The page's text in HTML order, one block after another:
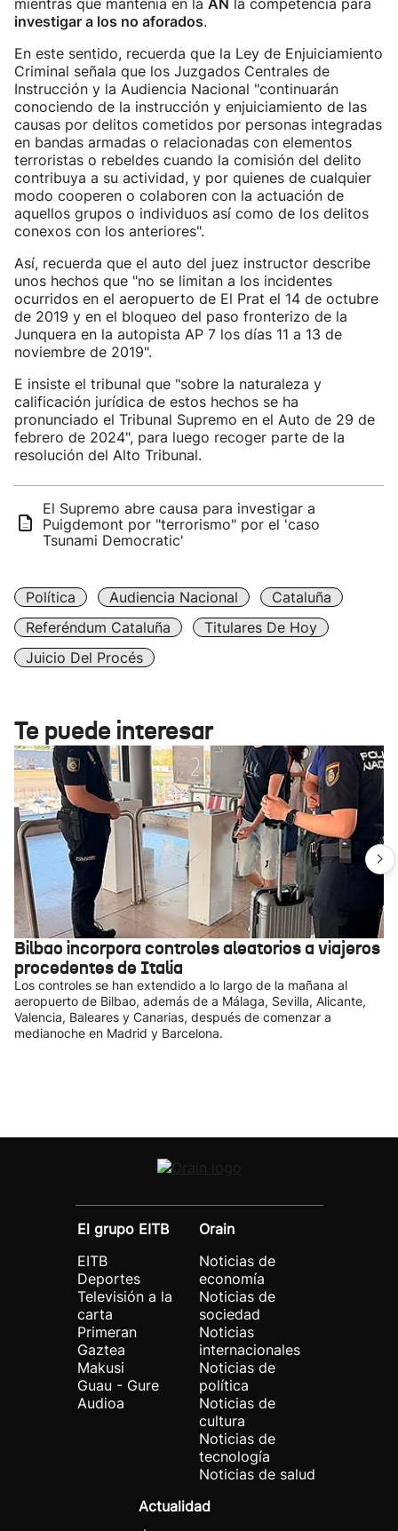
mientras que mantenía en la AN la competencia para
investigar a los no aforados.
En este sentido, recuerda que la Ley de Enjuiciamiento
Criminal señala que los Juzgados Centrales de
Instrucción y la Audiencia Nacional "continuarán
conociendo de la instrucción y enjuiciamiento de las
causas por delitos cometidos por personas integradas
en bandas armadas o relacionadas con elementos
terroristas o rebeldes cuando la comisión del delito
contribuya a su actividad, y por quienes de cualquier
modo cooperen o colaboren con la actuación de
aquellos grupos o individuos así como de los delitos
conexos con los anteriores".
Así, recuerda que el auto del juez instructor describe
unos hechos que "no se limitan a los incidentes
ocurridos en el aeropuerto de El Prat el 14 de octubre
de 2019 y en el bloqueo del paso fronterizo de la
Junquera en la autopista AP 7 los días 11 a 13 de
noviembre de 2019".
E insiste el tribunal que "sobre la naturaleza y
calificación jurídica de estos hechos se ha
pronunciado el Tribunal Supremo en el Auto de 29 de
febrero de 2024", para luego recoger parte de la
resolución del Alto Tribunal.
El Supremo abre causa para investigar a
Puigdemont por "terrorismo" por el 'caso
Tsunami Democratic'
Política Audiencia Nacional
Cataluña
Referéndum Cataluña
Titulares De Hoy
Juicio Del Procés
Te puede interesar
Bilbao incorpora controles aleatorios a viajeros
procedentes de Italia
Los controles se han extendido a lo largo de la mañana al
aeropuerto de Bilbao, además de a Málaga, Sevilla, Alicante,
Valencia, Baleares y Canarias, después de comenzar a
medianoche en Madrid y Barcelona.
El grupo EITB
EITB
Deportes
Televisión a la
carta
Primeran
Gaztea
Makusi
Guau - Gure
Audioa
Orain
Noticias de
economía
Noticias de
sociedad
Noticias
internacionales
Noticias de
política
Noticias de
cultura
Noticias de
tecnología
Noticias de salud
Actualidad